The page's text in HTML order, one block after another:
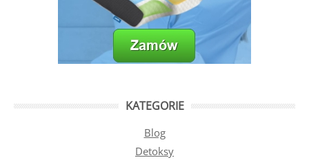
KATEGORIE
Blog
Detoksy